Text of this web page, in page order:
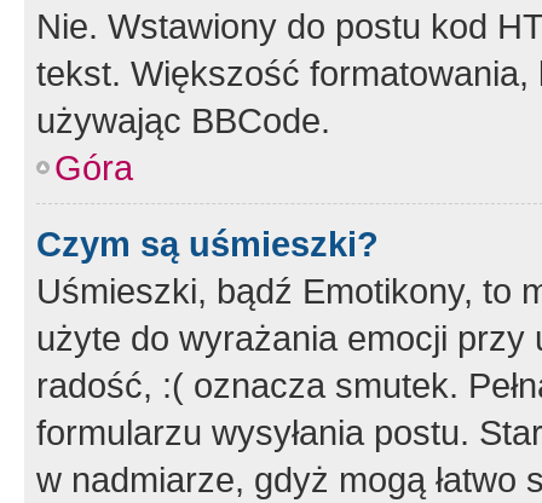
Nie. Wstawiony do postu kod
tekst. Większość
używając BBCode.
Góra
Czym są uśmieszki?
Uśmieszki, bądź Emotikony, to
użyte do wyrażania emocji
radość, :( oznacza smutek.
formularzu wysyłania postu.
w nadmiarze, gdyż mogą